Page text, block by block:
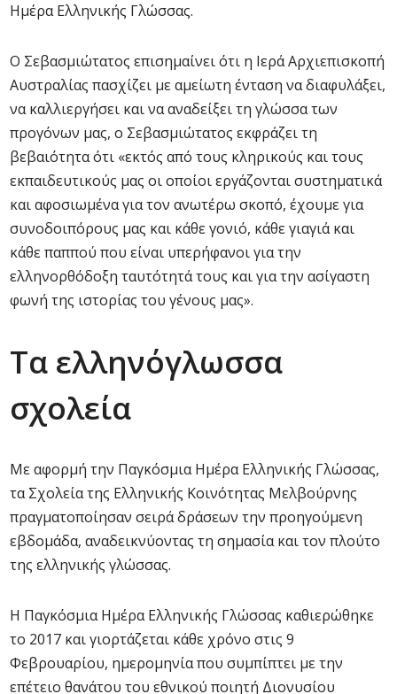
Ημέρα Ελληνικής Γλώσσας.
Ο Σεβασμιώτατος επισημαίνει ότι η Ιερά Αρχιεπισκοπή
Αυστραλίας πασχίζει με αμείωτη ένταση να διαφυλάξει,
να καλλιεργήσει και να αναδείξει τη γλώσσα των
προγόνων μας, ο Σεβασμιώτατος εκφράζει τη
βεβαιότητα ότι «εκτός από τους κληρικούς και τους
εκπαιδευτικούς μας οι οποίοι εργάζονται συστηματικά
και αφοσιωμένα για τον ανωτέρω σκοπό, έχουμε για
συνοδοιπόρους μας και κάθε γονιό, κάθε γιαγιά και
κάθε παππού που είναι υπερήφανοι για την
ελληνορθόδοξη ταυτότητά τους και για την ασίγαστη
φωνή της ιστορίας του γένους μας».
Τα ελληνόγλωσσα
σχολεία
Με αφορμή την Παγκόσμια Ημέρα Ελληνικής Γλώσσας,
τα Σχολεία της Ελληνικής Κοινότητας Μελβούρνης
πραγματοποίησαν σειρά δράσεων την προηγούμενη
εβδομάδα, αναδεικνύοντας τη σημασία και τον πλούτο
της ελληνικής γλώσσας.
Η Παγκόσμια Ημέρα Ελληνικής Γλώσσας καθιερώθηκε
το 2017 και γιορτάζεται κάθε χρόνο στις 9
Φεβρουαρίου, ημερομηνία που συμπίπτει με την
επέτειο θανάτου του εθνικού ποιητή Διονυσίου